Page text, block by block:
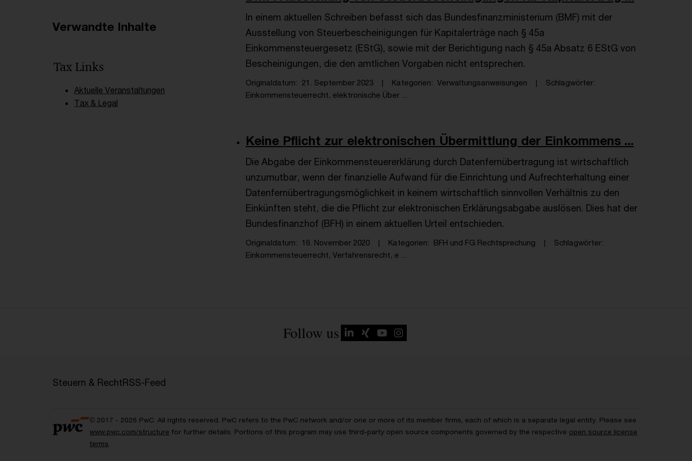
In einem aktuellen Schreiben befasst sich das Bundesfinanzministerium (BMF) mit der
Ausstellung von Steuerbescheinigungen für Kapitalerträge nach § 45a
Einkommensteuergesetz (EStG), sowie mit der Berichtigung nach § 45a Absatz 6 EStG von
Bescheinigungen, die den amtlichen Vorgaben nicht entsprechen.
Originaldatum 21. September 2023 Kategorien Verwaltungsanweisungen
Schlagwörter
Einkommensteuerrecht, elektronische Über ...
Keine Pflicht zur elektronischen Übermittlung der Einkommens ...
Die Abgabe der Einkommensteuererklärung durch Datenfernübertragung ist wirtschaftlich
unzumutbar, wenn der finanzielle Aufwand für die Einrichtung und Aufrechterhaltung einer
Datenfernübertragungsmöglichkeit in keinem wirtschaftlich sinnvollen Verhältnis zu den
Einkünften steht, die die Pflicht zur elektronischen Erklärungsabgabe auslösen. Dies hat der
Bundesfinanzhof (BFH) in einem aktuellen Urteil entschieden.
Originaldatum 16. November 2020 Kategorien BFH und FG Rechtsprechung
Schlagwörter
Einkommensteuerrecht, Verfahrensrecht, e ...
Verwandte Inhalte
Tax Links
Aktuelle Veranstaltungen
Tax & Legal
Follow us
Steuern & RechtRSS-Feed
© 2017 - 2026 PwC. All rights reserved. PwC refers to the PwC network and/or one or more of its member firms, each of which is a separate legal entity. Please see
www.pwc.com/structure for further details. Portions of this program may use third-party open source components governed by the respective open source license
terms.